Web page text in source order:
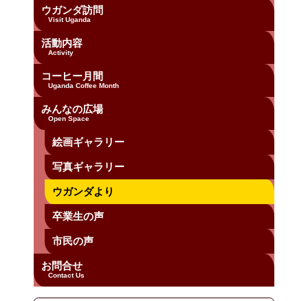
ウガンダ訪問
Visit Uganda
活動内容
Activity
コーヒー月間
Uganda Coffee Month
みんなの広場
Open Space
絵画ギャラリー
写真ギャラリー
ウガンダより
卒業生の声
市民の声
お問合せ
Contact Us